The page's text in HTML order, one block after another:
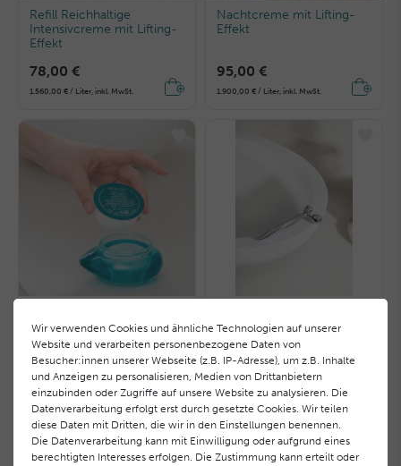
Refill Reichhaltige
Intensivcreme mit Lifting-
Effekt
78,00 €
1.560,00 € / Liter, inkl. MwSt.
Nachtcreme mit Lifting-
Effekt
95,00 €
1.900,00 € / Liter, inkl. MwSt.
Lifting-Effekt
86,00 €
1.720,00 € / Liter, inkl. MwSt.
44,00 €
44,00 € / Stück, inkl. MwSt.
Wir verwenden Cookies und ähnliche Technologien auf unserer
Website und verarbeiten personenbezogene Daten von
Besucher:innen unserer Webseite (z.B. IP-Adresse), um z.B. Inhalte
und Anzeigen zu personalisieren, Medien von Drittanbietern
einzubinden oder Zugriffe auf unsere Website zu analysieren. Die
Datenverarbeitung erfolgt erst durch gesetzte Cookies. Wir teilen
diese Daten mit Dritten, die wir in den Einstellungen benennen.
Die Datenverarbeitung kann mit Einwilligung oder aufgrund eines
berechtigten Interesses erfolgen. Die Zustimmung kann erteilt oder